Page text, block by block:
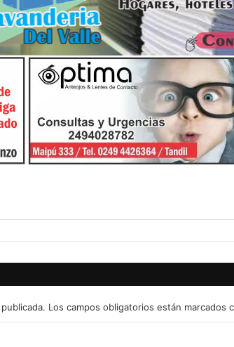
Los campos obligatorios están marcados